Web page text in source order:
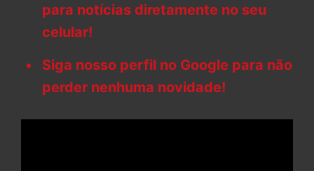
para notícias diretamente no seu
celular!
Siga nosso perfil no Google para não
perder nenhuma novidade!